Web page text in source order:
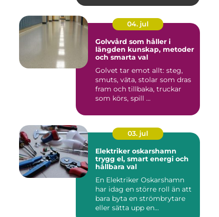
04. jul
Golvvård som håller i
längden kunskap, metoder
och smarta val
Golvet tar emot allt: steg,
smuts, väta, stolar som dras
fram och tillbaka, truckar
som körs, spill ...
03. jul
Elektriker oskarshamn
trygg el, smart energi och
hållbara val
En Elektriker Oskarshamn
har idag en större roll än att
bara byta en strömbrytare
eller sätta upp en...